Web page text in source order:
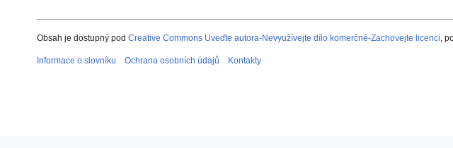
Obsah je dostupný pod Creative Commons Uveďte autora-Nevyužívejte dílo komerčně-Zachovejte licenci,
Informace o slovníku Ochrana osobních údajů Kontakty